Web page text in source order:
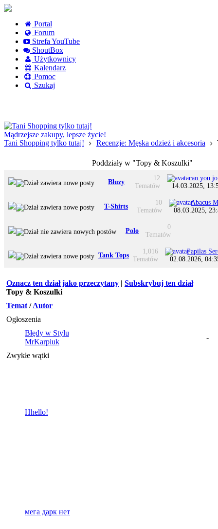
Portal
Forum
Strefa YouTube
ShoutBox
Użytkownicy
Kalendarz
Pomoc
Szukaj
Mądrzejsze zakupy, lepsze życie!
Tani Shopping tylko tutaj!
Recenzje: Męska odzież i akcesoria
Poddziały w "Topy & Koszulki"
Bluzy
12
Tematów
can you
14.03.2025,
T-Shirts
10
Tematów
Abacus
08.03.2025,
Polo
0
Tematów
Tank Tops
1,016
Tematów
Papilas
02.08.2026,
Oznacz ten dział jako przeczytany | Subskrybuj ten dział
Topy & Koszulki
Temat /Autor
Ogłoszenia
Błędy w Stylu
MrKarpiuk
-
Zwykłe wątki
Hhello!
мега дарк нет